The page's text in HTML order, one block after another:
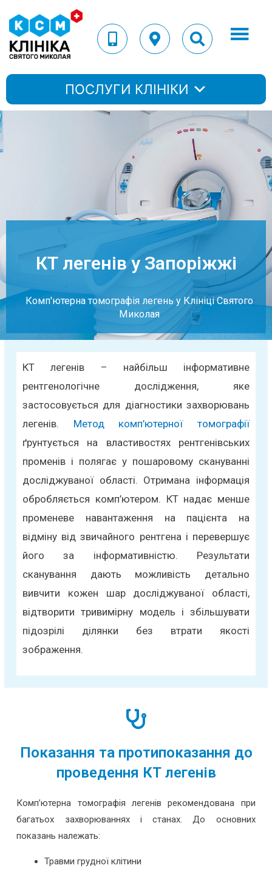
ПОСЛУГИ КЛІНІКИ
КТ легенів у Запоріжжі
Комп'ютерна томографія легень у Клініці Святого
Миколая
КТ легенів – найбільш інформативне
рентгенологічне дослідження, яке
застосовується для діагностики захворювань
легенів. Метод комп’ютерної томографії
ґрунтується на властивостях рентгенівських
променів і полягає у пошаровому скануванні
досліджуваної області. Отримана інформація
обробляється комп’ютером. КТ надає менше
променеве навантаження на пацієнта на
відміну від звичайного рентгена і перевершує
його за інформативністю. Результати
сканування дають можливість детально
вивчити кожен шар досліджуваної області,
відтворити тривимірну модель і збільшувати
підозрілі ділянки без втрати якості
зображення.
Показання та протипоказання до
проведення КТ легенів
Комп’ютерна томографія легенів рекомендована при
багатьох захворюваннях і станах. До основних
показань належать:
Травми грудної клітини